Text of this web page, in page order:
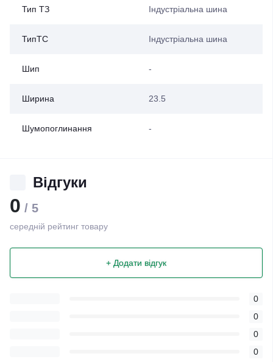
Тип ТЗ Індустріальна шина
ТипТС Індустріальна шина
Шип -
Ширина 23.5
Шумопоглинання -
Відгуки
0 / 5
середній рейтинг товару
+ Додати відгук
0
0
0
0